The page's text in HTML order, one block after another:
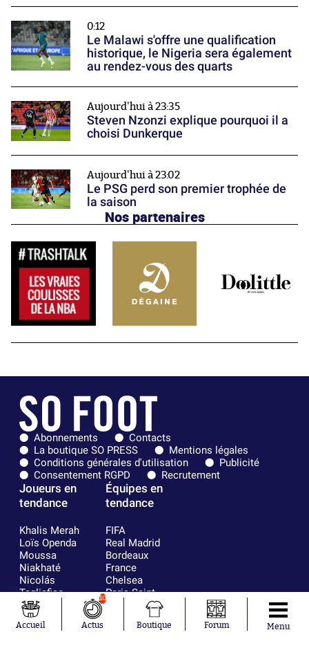
0:12
Le Malawi s'offre une qualification
historique, le Nigeria sera également
au rendez-vous des quarts
Aujourd'hui à 23:35
Steven Nzonzi explique pourquoi il a
choisi Dunkerque
Aujourd'hui à 23:02
Le PSG perd son premier trophée de
la saison
Nos partenaires
Abonnements
Contacts
La boutique SO PRESS
Mentions légales
Conditions générales d'utilisation
Publicité
Consentement RGPD
Recrutement
Joueurs en
tendance
Khalis Merah
Loïs Openda
Moussa
Niakhaté
Nicolás
Tagliafico
Pavel Šulc
Gauthier Hein
Lionel Messi
Équipes en
tendance
FIFA
Real Madrid
Bordeaux
France
Chelsea
Paris Saint-
Germain
Olympique
lyonnais
Accueil
10
Actus Boutique Forum Menu